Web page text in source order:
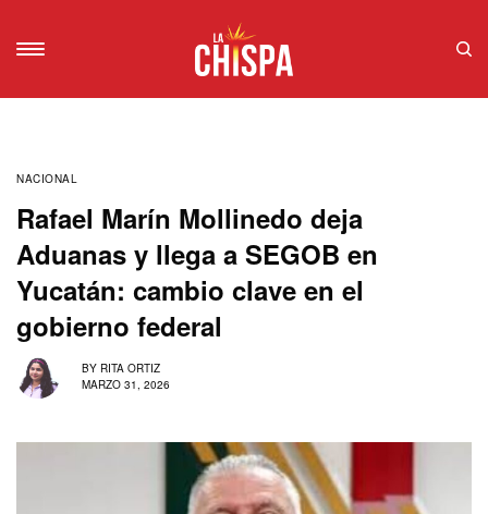
NACIONAL
Rafael Marín Mollinedo deja
Aduanas y llega a SEGOB en
Yucatán: cambio clave en el
gobierno federal
BY RITA ORTIZ
MARZO 31, 2026